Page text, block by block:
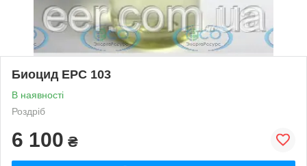
Биоцид ЕРС 103
В наявності
Роздріб
6 100 ₴